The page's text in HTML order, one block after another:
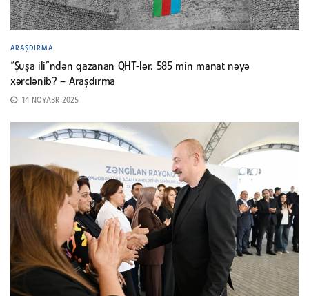
ARAŞDIRMA
“Şuşa ili”ndən qazanan QHT-lər. 585 min manat nəyə
xərclənib? – Araşdırma
14 NOYABR 2025